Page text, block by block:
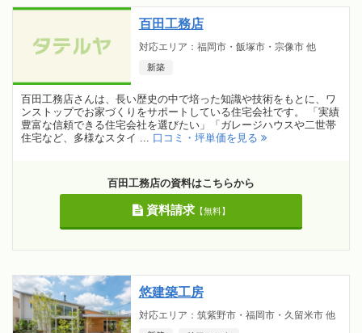
百田工務店
対応エリア：福岡市・飯塚市・宗像市 他
新築
百田工務店さんは、長い歴史の中で培った知識や技術をもとに、ワ
ンストップでお家づくりをサポートしている住宅会社です。 「実績
豊富な信頼できる住宅会社を選びたい」「ガレージハウスや二世帯
住宅など、多様なスタイ ... 口コミ・坪単価を見る
百田工務店の資料はこちらから
資料請求【無料】
悠建築工房
対応エリア：筑紫野市・福岡市・久留米市 他